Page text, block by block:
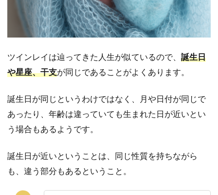
ツインレイは辿ってきた人生が似ているので、 誕生日
や星座、干支が同じであることがよくあります。
誕生日が同じというわけではなく、月や日付が同じで
あったり、年齢は違っていても生まれた日が近いとい
う場合もあるようです。
誕生日が近いということは、同じ性質を持ちながら
も、違う部分もあるということ。